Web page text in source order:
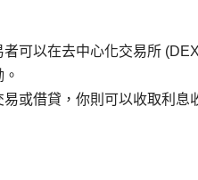
可以在去中心化交易所
或借貸，你則可以收取利息